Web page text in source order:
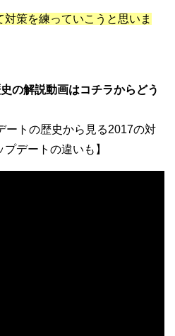
策を練っていこうと思いま
の解説動画はコチラからどう
ートの歴史から見る2017の対
デートの違いも】